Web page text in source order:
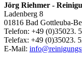
Jörg Riehmer -
Ladenberg 8
01816 Bad Gottleuba-
Telefon: +49 (0)35023.
Telefax: +49 (0)35023.
E-Mail: